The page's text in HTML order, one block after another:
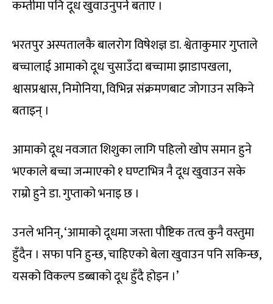
कम्तीमा पनि दूध खुवाउनुपर्ने बताए ।
भरतपुर अस्पतालकै बालरोग विषेशज्ञ डा. श्वेताकुमार गुप्ताले
बच्चालाई आमाको दूध चुसाउँदा बच्चामा झाडापखला,
श्वासप्रश्वास, निमोनिया, विभिन्न संक्रमणबाट जोगाउन सकिने
बताइन् ।
आमाको दूध नवजात शिशुका लागि पहिलो खोप समान हुने
भएकाले बच्चा जन्माएको १ घण्टाभित्र नै दूध खुवाउन सके
राम्रो हुने डा. गुप्ताको भनाइ छ ।
उनले भनिन्, ‘आमाको दूधमा जस्ता पौष्टिक तत्व कुनै वस्तुमा
हुँदैन । सफा पनि हुन्छ, चाहिएको बेला खुवाउन पनि सकिन्छ,
यसको विकल्प डब्बाको दूध हुँदै होइन ।’